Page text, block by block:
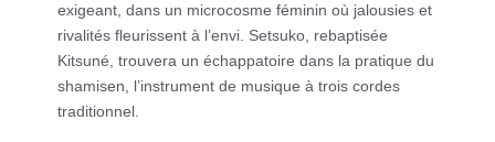
exigeant, dans un microcosme féminin où jalousies et
rivalités fleurissent à l’envi. Setsuko, rebaptisée
Kitsuné, trouvera un échappatoire dans la pratique du
shamisen, l’instrument de musique à trois cordes
traditionnel.